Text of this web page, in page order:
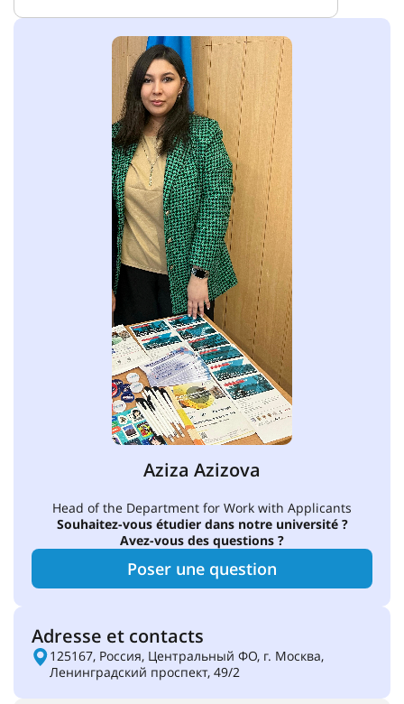
Aziza Azizova
Head of the Department for Work with Applicants
Souhaitez-vous étudier dans notre université ?
Avez-vous des questions ?
Poser une question
Adresse et contacts
125167, Россия, Центральный ФО, г. Москва,
Ленинградский проспект, 49/2​